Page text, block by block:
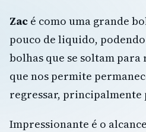
Zac é como uma grande
pouco de liquido,
bolhas que se soltam
que nos permite
regressar, principalmente
Impressionante é o